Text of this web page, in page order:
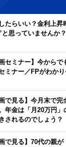
たらいい？金利上
と思っていませんか
画セミナー】今から
ミナー／FPがわかり
画で見る】今月末で
年金は「月20万円
されるのでしょう？
で見る】70代の親